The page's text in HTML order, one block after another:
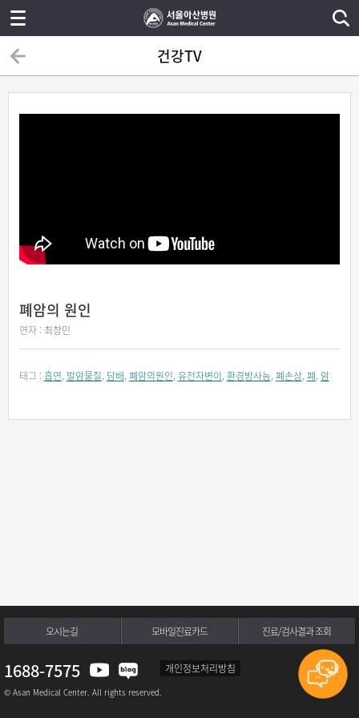
건강TV
폐암의 원인
연자 : 최창민
태그 : 흡연, 발암물질, 담배, 폐암의원인, 유전자변이, 환경방사능, 폐손상, 폐, 암
오시는길 모바일진료카드 진료/검사결과 조회
1688-7575 개인정보처리방침
© Asan Medical Center. All rights reserved.